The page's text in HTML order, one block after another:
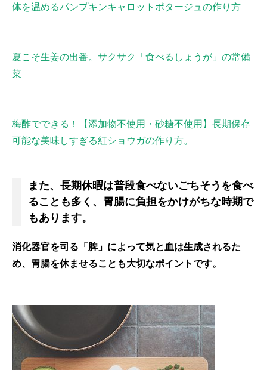
体を温めるパンプキンキャロットポタージュの作り方
夏こそ生姜の出番。サクサク「食べるしょうが」の常備
菜
梅酢でできる！【添加物不使用・砂糖不使用】長期保存
可能な美味しすぎる紅ショウガの作り方。
また、長期休暇は普段食べないごちそうを食べ
ることも多く、胃腸に負担をかけがちな時期で
もあります。
消化器官を司る「脾」によって気と血は生成されるた
め、胃腸を休ませることも大切なポイントです。